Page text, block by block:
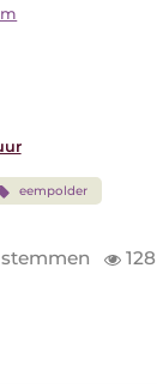
eempolder
128